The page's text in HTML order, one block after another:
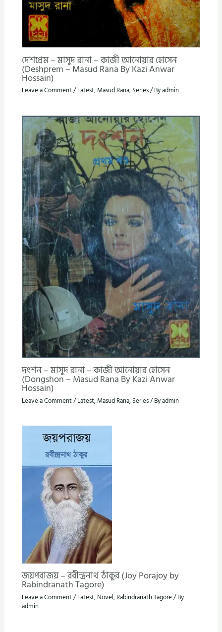
দেশপ্রেম – মাসুদ রানা – কাজী আনোয়ার হোসেন
(Deshprem – Masud Rana By Kazi Anwar
Hossain)
Leave a Comment/Latest, Masud Rana, Series/ Byadmin
দংশন – মাসুদ রানা – কাজী আনোয়ার হোসেন
(Dongshon – Masud Rana By Kazi Anwar
Hossain)
Leave a Comment/Latest, Masud Rana, Series/ Byadmin
জয়পরাজয় – রবীন্দ্রনাথ ঠাকুর (Joy Porajoy by
Rabindranath Tagore)
Leave a Comment/Latest, Novel, Rabindranath Tagore/ By
admin